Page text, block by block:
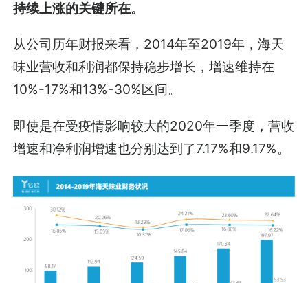
持续上涨的关键所在。
从公司历年财报来看，2014年至2019年，海天
味业营收和利润都保持稳步增长，增速维持在
10%-17%和13%-30%区间。
即使是在受疫情影响较大的2020年一季度，营收
增速和净利润增速也分别达到了7.17%和9.17%。